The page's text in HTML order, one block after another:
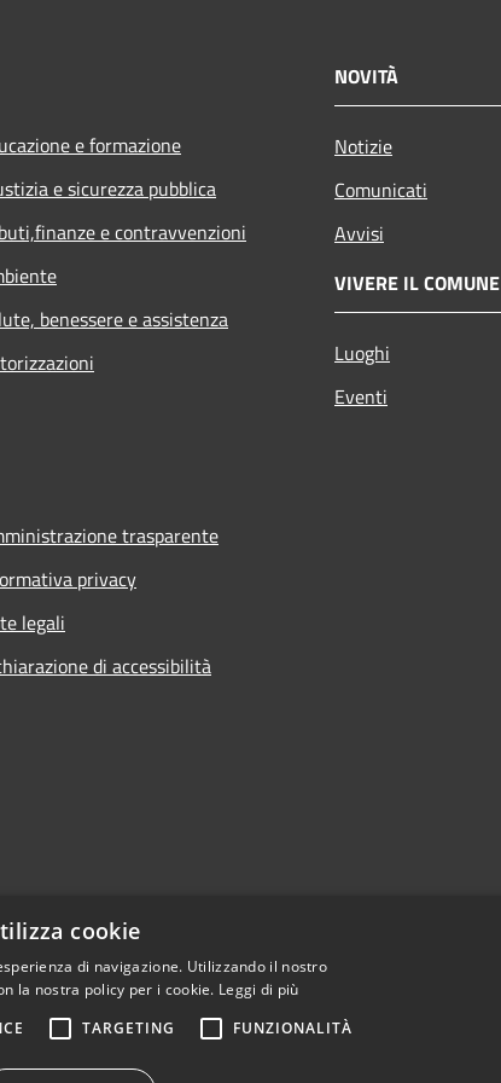
e formazione
e sicurezza pubblica
e contravvenzioni
benessere e assistenza
NOVITÀ
Notizie
Comunicati
Avvisi
VIVERE IL COMUNE
Luoghi
Eventi
trasparente
privacy
legali
di accessibilità
cookie
di navigazione. Utilizzando il nostro
la nostra policy per i cookie. Leggi di più
TARGETING FUNZIONALITÀ